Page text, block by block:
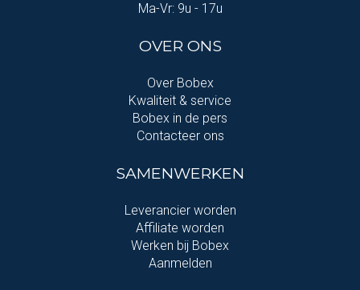
Ma-Vr: 9u - 17u
OVER ONS
Over Bobex
Kwaliteit & service
Bobex in de pers
Contacteer ons
SAMENWERKEN
Leverancier worden
Affiliate worden
Werken bij Bobex
Aanmelden